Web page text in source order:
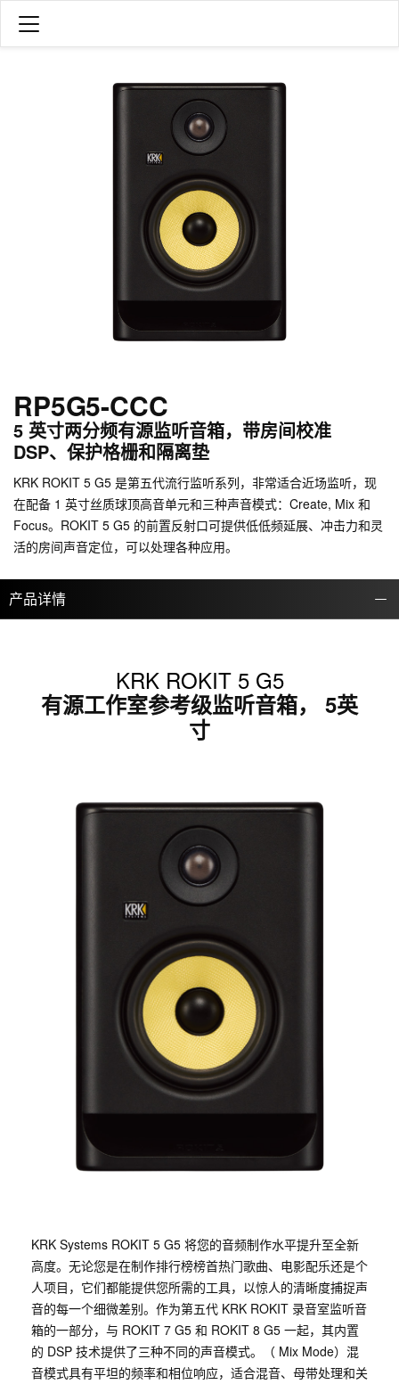
RP5G5-CCC
5 英寸两分频有源监听音箱，带房间校准
DSP、保护格栅和隔离垫
KRK ROKIT 5 G5 是第五代流行监听系列，非常适合近场监听，现
在配备 1 英寸丝质球顶高音单元和三种声音模式：Create, Mix 和
Focus。ROKIT 5 G5 的前置反射口可提供低低频延展、冲击力和灵
活的房间声音定位，可以处理各种应用。
产品详情
KRK ROKIT 5 G5
有源工作室参考级监听音箱， 5英
寸
KRK Systems ROKIT 5 G5 将您的音频制作水平提升至全新
高度。无论您是在制作排行榜榜首热门歌曲、电影配乐还是个
人项目，它们都能提供您所需的工具，以惊人的清晰度捕捉声
音的每一个细微差别。作为第五代 KRK ROKIT 录音室监听音
箱的一部分，与 ROKIT 7 G5 和 ROKIT 8 G5 一起，其内置
的 DSP 技术提供了三种不同的声音模式。（ Mix Mode）混
音模式具有平坦的频率和相位响应，适合混音、母带处理和关